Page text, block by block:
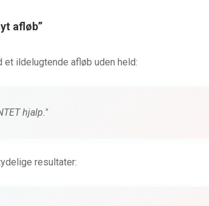
afløb”
ildelugtende afløb uden held:
hjalp."
resultater: